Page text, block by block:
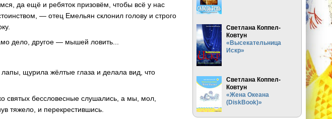
да ещё и ребяток призовём, чтобы всё у нас
— отец Емельян склонил голову и строго
дело, другое — мышей ловить...
лапы, щурила жёлтые глаза и делала вид, что
святых бессловесные слушались, а мы, мол,
тяжело, и перекрестившись.
Светлана Коппел-
Ковтун
«Высекательница
Искр»
Светлана Коппел-
Ковтун
«Жена Океана
(DiskBook)»